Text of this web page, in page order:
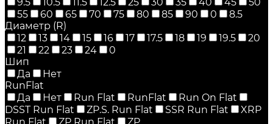
55
60 65 70 75 80 85 90 0
8.5
Диаметр (R)
12
13 14 15 16 17 17.5 18 19 19.5
20
21
22 23 24
0
Шип
Да
Нет
RunFlat
Да
Нет Run Flat RunFlat
Run On Flat
DSST Run Flat
ZP.S. Run Flat SSR Run Flat
XRP